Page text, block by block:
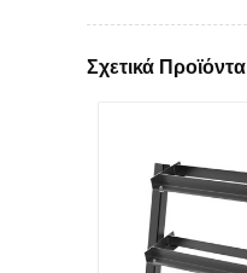
Σχετικά Προϊόντα